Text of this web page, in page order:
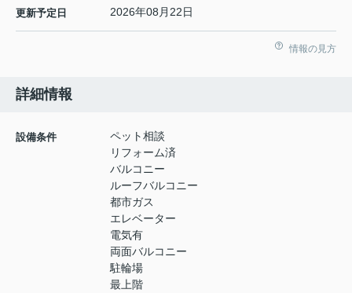
更新予定日 2026年08月22日
情報の見方
詳細情報
設備条件
ペット相談
リフォーム済
バルコニー
ルーフバルコニー
都市ガス
エレベーター
電気有
両面バルコニー
駐輪場
最上階